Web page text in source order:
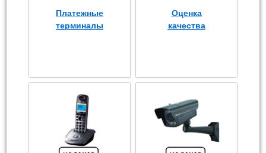
Платежные
терминалы
Оценка
качества